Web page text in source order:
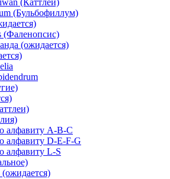
(Каттлеи)
(Бульбофиллум)
(Фаленопсис)
(ожидается)
алфавиту A-B-C
алфавиту D-E-F-G
алфавиту L-S